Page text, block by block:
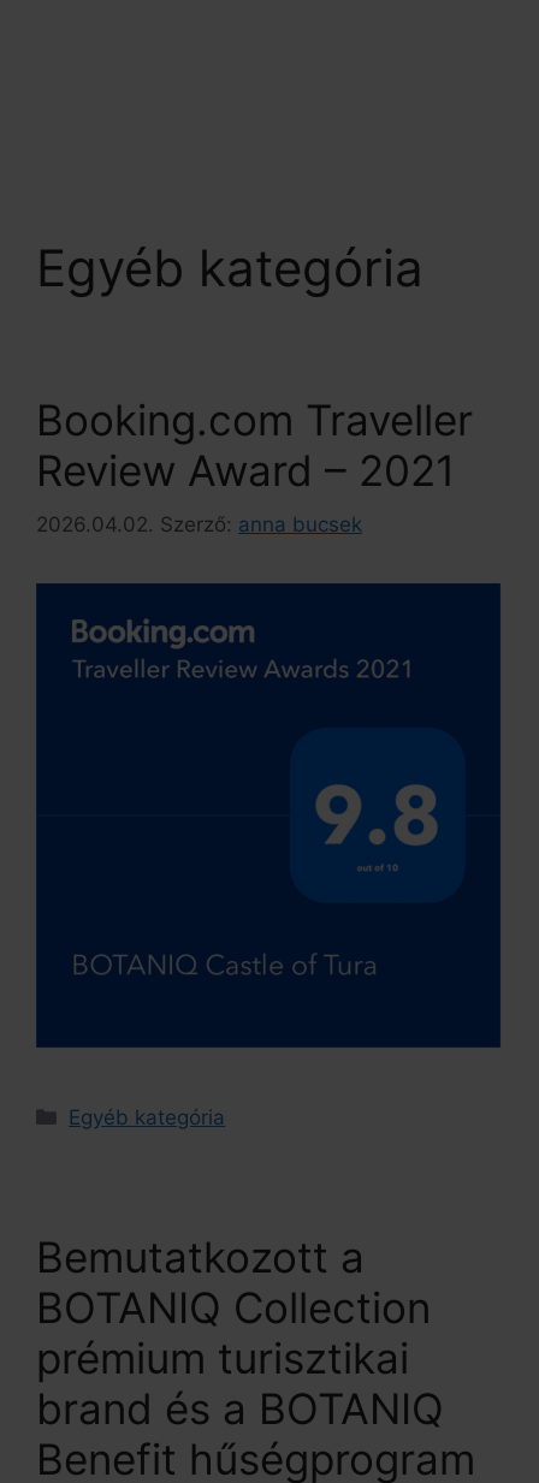
Egyéb kategória
Booking.com Traveller
Review Award – 2021
2026.04.02. Szerző: anna bucsek
Egyéb kategória
Bemutatkozott a
BOTANIQ Collection
prémium turisztikai
brand és a BOTANIQ
Benefit hűségprogram